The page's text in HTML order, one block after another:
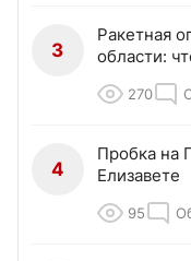
3
Ракетная
области:
270
4
Пробка на
Елизавете
95